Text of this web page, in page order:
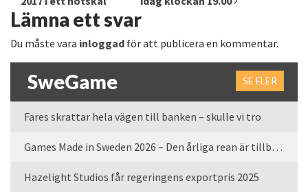
Lämna ett svar
Du måste vara inloggad för att publicera en kommentar.
SweGame SE FLER
Fares skrattar hela vägen till banken – skulle vi tro
Games Made in Sweden 2026 – Den årliga rean är tillbaka
Hazelight Studios får regeringens exportpris 2025